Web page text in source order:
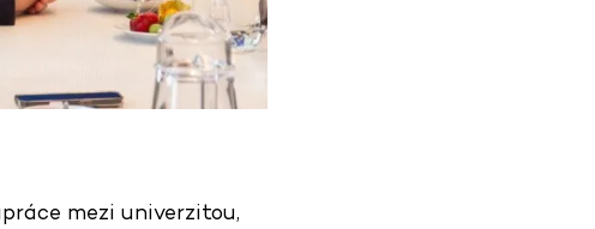
mezi univerzitou,